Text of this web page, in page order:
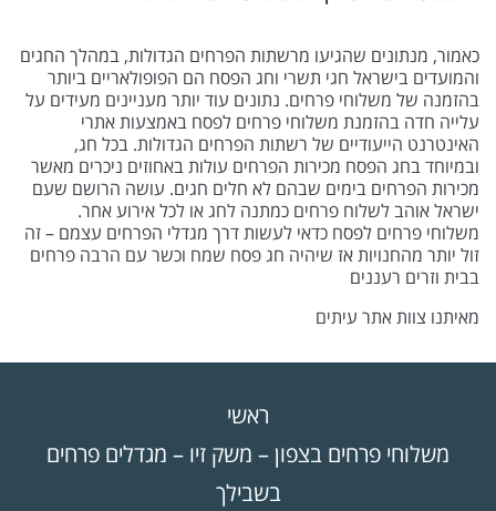
כאמור, מנתונים שהגיעו מרשתות הפרחים הגדולות, במהלך החגים
והמועדים בישראל חגי תשרי וחג הפסח הם הפופולאריים ביותר
בהזמנה של משלוחי פרחים. נתונים עוד יותר מעניינים מעידים על
עלייה חדה בהזמנת משלוחי פרחים לפסח באמצעות אתרי
האינטרנט הייעודיים של רשתות הפרחים הגדולות. בכל חג,
ובמיוחד בחג הפסח מכירות הפרחים עולות באחוזים ניכרים מאשר
מכירות הפרחים בימים שבהם לא חלים חגים. עושה הרושם שעם
ישראל אוהב לשלוח פרחים כמתנה לחג או לכל אירוע אחר.
משלוחי פרחים לפסח כדאי לעשות דרך מגדלי הפרחים עצמם – זה
זול יותר מהחנויות אז שיהיה חג פסח שמח וכשר עם הרבה פרחים
בבית וזרים רעננים
מאיתנו צוות אתר עיתים
ראשי
משלוחי פרחים בצפון – משק זיו – מגדלים פרחים
בשבילך